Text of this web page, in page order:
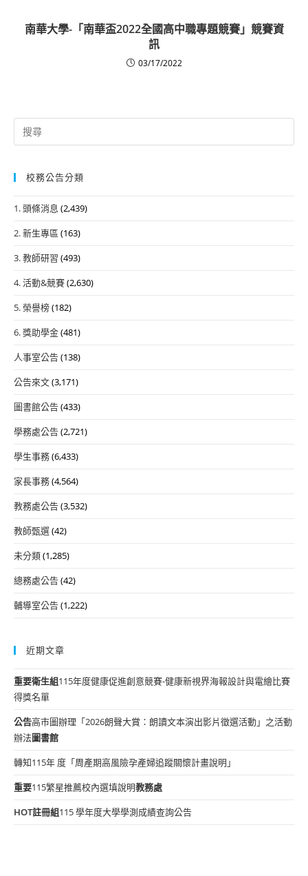
南華大學-「南華盃2022全國高中職專題競賽」競賽資
訊
03/17/2022
Search
for:
校務公告分類
1. 頭條消息 (2,439)
2. 新生專區 (163)
3. 教師研習 (493)
4. 活動&競賽(2,630)
5. 榮譽榜(182)
6. 獎助學金(481)
人事室公告(138)
公告來文(3,171)
圖書館公告(433)
學務處公告(2,721)
學生事務(6,433)
家長事務(4,564)
教務處公告(3,532)
教師甄選(42)
未分類(1,285)
總務處公告(42)
輔導室公告(1,222)
近期文章
重要衛生組115年度健康促進創意競賽-健康新視界海報設計與電繪比賽
得獎名單
公告高市圖辦理「2026朗聲大賞：朗讀文本演出影片徵選活動」之活動
辦法圖書館
轉知115年 度「周產期高風險孕產婦追蹤關懷計畫說明」
重要115繁星推薦校內選填說明教務處
HOT註冊組115 學年度大學學測成績查詢公告